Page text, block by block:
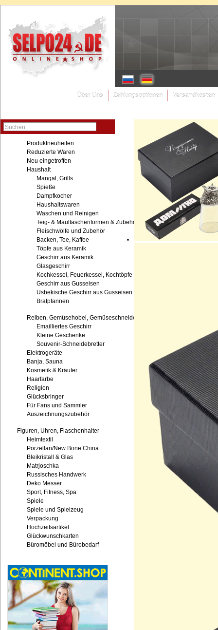
Über Uns Zahlungsoptionen Versandkosten
Suchen
Produktneuheiten
Reduzierte Waren
Neu eingetroffen
Haushalt
Mangal, Grills
Spieße
Dampfkocher
Haushaltswaren
Waschen und Reinigen
Teig- & Maultaschenformen & Zubehör
Fleischwölfe und Zubehör
Backen, Tee, Kaffee
Töpfe aus Keramik
Geschirr aus Keramik
Glasgeschirr
Kochkessel, Feuerkessel, Kochtöpfe
Geschirr aus Gusseisen
Usbekische Geschirr aus Gusseisen
Bratpfannen
Reiben, Gemüsehobel, Gemüseschneider
Emailliertes Geschirr
Kleine Geschenke
Souvenir-Schneidebretter
Elektrogeräte
Banja, Sauna
Kosmetik & Kräuter
Haarfarbe
Religion
Glücksbringer
Für Fans und Sammler
Auszeichnungszubehör
Figuren, Uhren, Flaschenhalter
Heimtextil
Porzellan/New Bone China
Bleikristall & Glas
Matrjoschka
Russisches Handwerk
Deko Messer
Sport, Fitness, Spa
Spiele
Spiele und Spielzeug
Verpackung
Hochzeitsartikel
Glückwunschkarten
Büromöbel und Bürobedarf